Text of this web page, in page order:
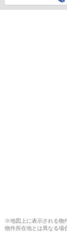
※地図上に表示される物
物件所在地とは異なる場